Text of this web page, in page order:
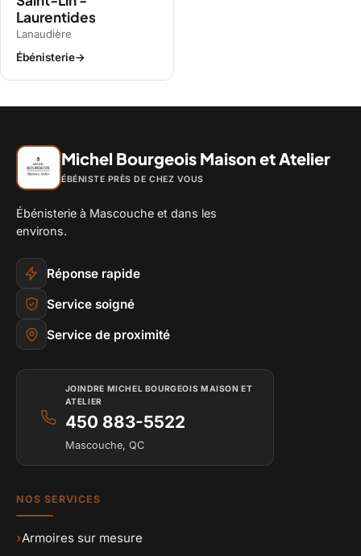
Laurentides
Lanaudière
Ébénisterie→
Michel Bourgeois Maison et Atelier
ÉBÉNISTE PRÈS DE CHEZ VOUS
Ébénisterie à Mascouche et dans les
environs.
Réponse rapide
Service soigné
Service de proximité
JOINDRE MICHEL BOURGEOIS MAISON ET
ATELIER
450 883-5522
Mascouche, QC
NOS SERVICES
›Armoires sur mesure